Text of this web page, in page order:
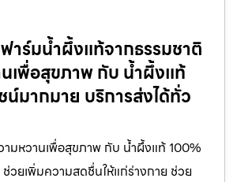
าร์มน้ำผึ้งแท้จากธรรมชาติ
เพื่อสุขภาพ กับ น้ำผึ้งแท้
น์มากมาย บริการส่งได้ทั่ว
มหวานเพื่อสุขภาพ กับ น้ำผึ้งแท้ 100%
วยเพิ่มความสดชื่นให้แก่ร่างกาย ช่วย